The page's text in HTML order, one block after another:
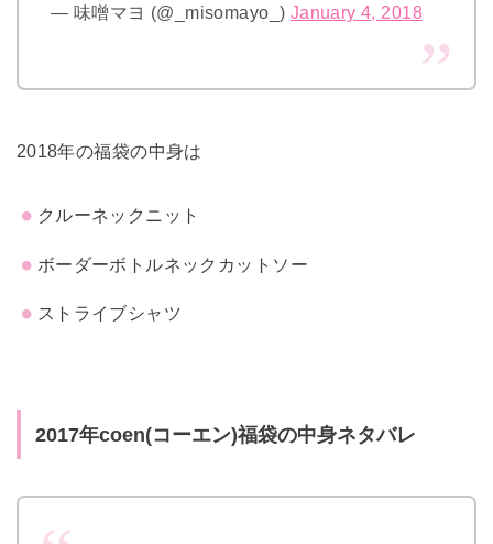
— 味噌マヨ (@_misomayo_) January 4, 2018
2018年の福袋の中身は
クルーネックニット
ボーダーボトルネックカットソー
ストライブシャツ
2017年coen(コーエン)福袋の中身ネタバレ